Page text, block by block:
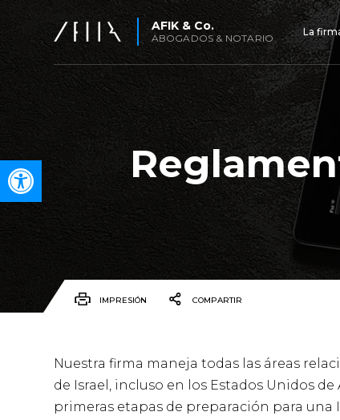
Open toolbar
AFIK & Co.
ABOGADOS & NOTARIO
La
IMPRESIÓN COMPARTIR
Nuestra firma maneja todas las áreas
de Israel, incluso en los Estados Unidos
primeras etapas de preparación para